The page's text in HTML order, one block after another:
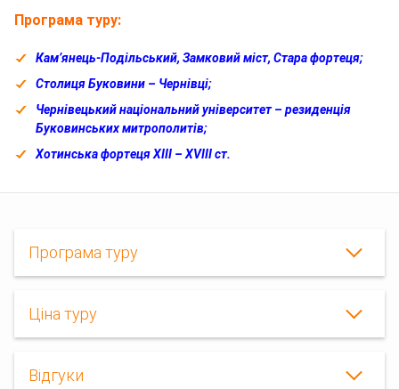
Програма туру:
Кам’янець-Подільський, Замковий міст, Стара фортеця;
Столиця Буковини – Чернівці;
Чернівецький національний університет – резиденція
Буковинських митрополитів;
Хотинська фортеця ХІІІ – ХVIII ст.
Програма туру
Ціна туру
автобусний
Відгуки